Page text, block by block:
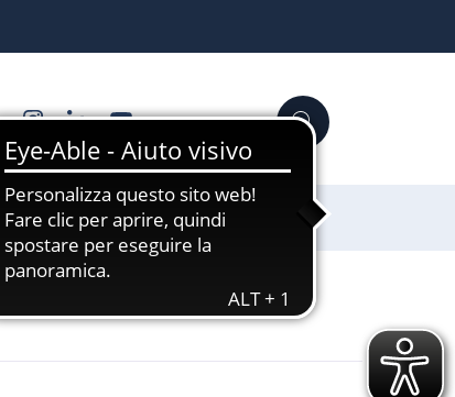
FacebookInstagram
LinkedinYouTube Cerca
Sostienici